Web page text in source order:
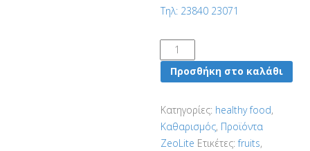
Τηλ: 23840 23071
300ml
Φυτικό
Ενισχυτικό
ZeoliteClean
ποσότητα
Προσθήκη στο καλάθι
Κατηγορίες: healthy food,
Καθαρισμός, Προϊόντα
ZeoLite Ετικέτες:fruits,